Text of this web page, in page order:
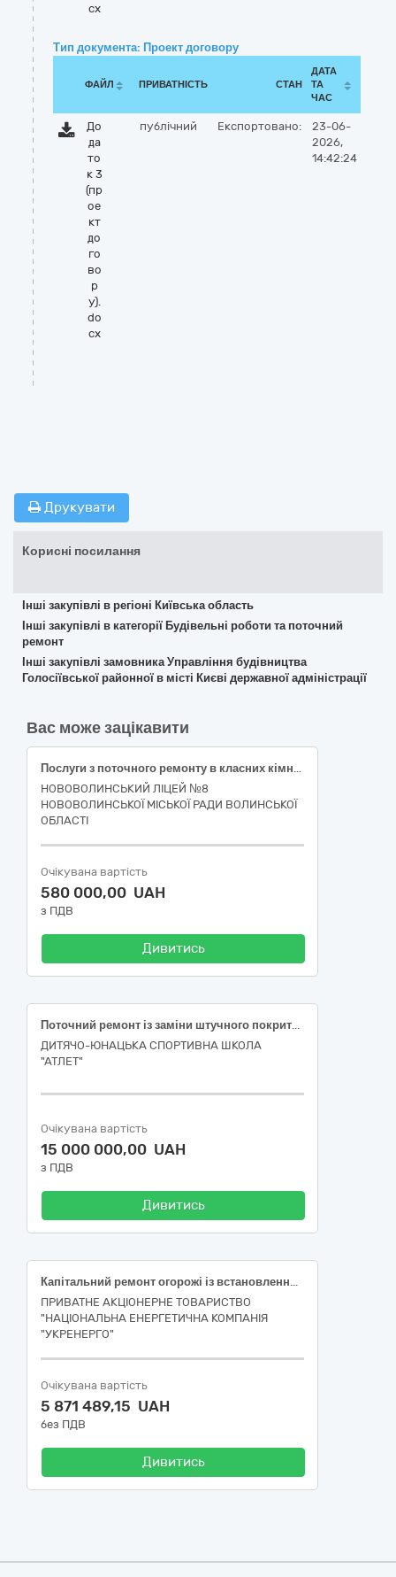
cx
Тип документа: Проект договору
ФАЙЛ ПРИВАТНІСТЬ СТАН
ДАТА
ТА
ЧАС
До
да
то
к 3
(пр
ое
кт
до
го
во
р
у).
do
cx
публічний Експортовано:
23-06-
2026,
14:42:24
Друкувати
Корисні посилання
Інші закупівлі в регіоні Київська область
Інші закупівлі в категорії Будівельні роботи та поточний
ремонт
Інші закупівлі замовника Управління будівництва
Голосіївської районної в місті Києві державної адміністрації
Вас може зацікавити
Послуги з поточного ремонту в класних кімнатах для облаштування освітнього простору академічного ліцею №8 Нововолинської міської ради Волинської області за адресою: м. Нововолинськ Шахтарський (мікрорайон ) 4-А (ДК 021:2015: 45450000-6 - Інші завершальні будівельні роботи)
НОВОВОЛИНСЬКИЙ ЛІЦЕЙ №8
НОВОВОЛИНСЬКОЇ МІСЬКОЇ РАДИ ВОЛИНСЬКОЇ
ОБЛАСТІ
Очікувана вартість
580 000,00 UAH
з ПДВ
Дивитись
Поточний ремонт із заміни штучного покриття Дитячо-юнацької спортивної школи «АТЛЕТ» по вул. Зрошувальна, 4А в Дарницькому районі м. Києва
ДИТЯЧО-ЮНАЦЬКА СПОРТИВНА ШКОЛА
"АТЛЕТ"
Очікувана вартість
15 000 000,00 UAH
з ПДВ
Дивитись
Капітальний ремонт огорожі із встановленням інженерної системи захисту периметру на об'єкті Івано-Франківського РЦОМ 45453000-7 Капітальний ремонт і реставрація
ПРИВАТНЕ АКЦІОНЕРНЕ ТОВАРИСТВО
"НАЦІОНАЛЬНА ЕНЕРГЕТИЧНА КОМПАНІЯ
"УКРЕНЕРГО"
Очікувана вартість
5 871 489,15 UAH
без ПДВ
Дивитись